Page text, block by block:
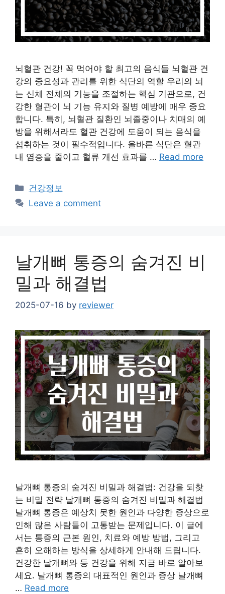
뇌혈관 건강! 꼭 먹어야 할 최고의 음식들 뇌혈관 건
강의 중요성과 관리를 위한 식단의 역할 우리의 뇌
는 신체 전체의 기능을 조절하는 핵심 기관으로, 건
강한 혈관이 뇌 기능 유지와 질병 예방에 매우 중요
합니다. 특히, 뇌혈관 질환인 뇌졸중이나 치매의 예
방을 위해서라도 혈관 건강에 도움이 되는 음식을
섭취하는 것이 필수적입니다. 올바른 식단은 혈관
내 염증을 줄이고 혈류 개선 효과를 … Read more
Categories
건강정보
Leave a comment
날개뼈 통증의 숨겨진 비
밀과 해결법
2025-07-16 by reviewer
날개뼈 통증의 숨겨진 비밀과 해결법: 건강을 되찾
는 비밀 전략 날개뼈 통증의 숨겨진 비밀과 해결법
날개뼈 통증은 예상치 못한 원인과 다양한 증상으로
인해 많은 사람들이 고통받는 문제입니다. 이 글에
서는 통증의 근본 원인, 치료와 예방 방법, 그리고
흔히 오해하는 방식을 상세하게 안내해 드립니다.
건강한 날개뼈와 등 건강을 위해 지금 바로 알아보
세요. 날개뼈 통증의 대표적인 원인과 증상 날개뼈
… Read more